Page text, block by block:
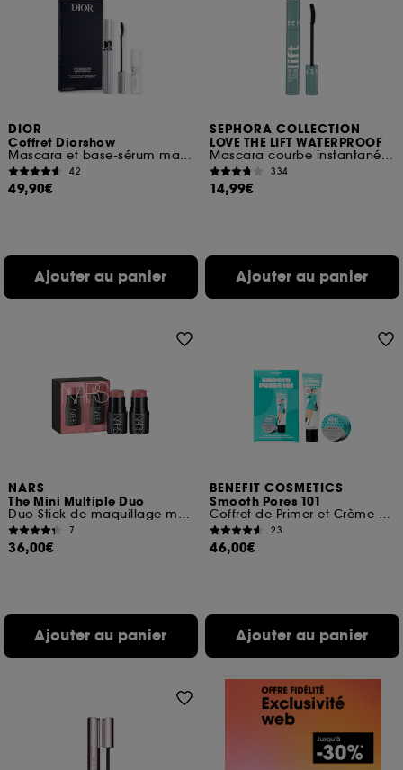
DIOR
Coffret Diorshow
Mascara et base-sérum mascara volume et courbe
42
49,90€
Ajouter au panier
SEPHORA COLLECTION
LOVE THE LIFT WATERPROOF
Mascara courbe instantanée et volume lifté
334
14,99€
Ajouter au panier
NARS
The Mini Multiple Duo
Duo Stick de maquillage multi-usage
7
36,00€
Ajouter au panier
BENEFIT COSMETICS
Smooth Pores 101
Coffret de Primer et Crème hydratante visage
23
46,00€
Ajouter au panier